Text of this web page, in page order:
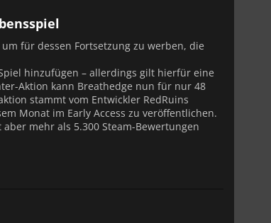
für dessen Fortsetzung zu werben, die
hinzufügen – allerdings gilt hierfür eine
Aktion kann Breathedge nun für nur 48
stammt vom Entwickler RedRuins
Monat im Early Access zu veröffentlichen.
mehr als 5.300 Steam-Bewertungen